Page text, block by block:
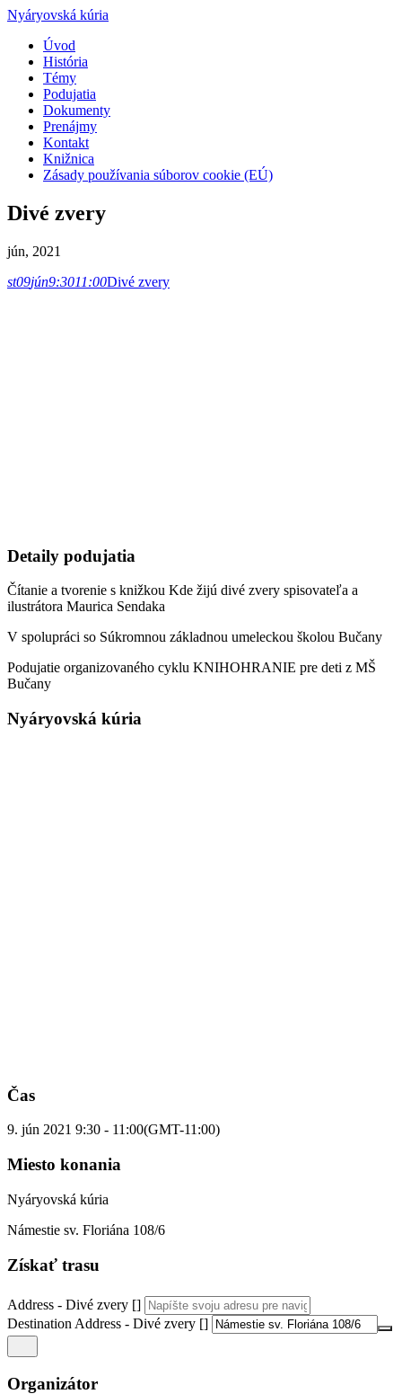
Nyáryovská kúria
Úvod
História
Témy
Podujatia
Dokumenty
Prenájmy
Kontakt
Knižnica
Zásady používania súborov cookie (EÚ)
Divé zvery
jún, 2021
st09jún9:3011:00Divé zvery
Detaily podujatia
Čítanie a tvorenie s knižkou Kde žijú divé zvery spisovateľa a
ilustrátora Maurica Sendaka
V spolupráci so Súkromnou základnou umeleckou školou Bučany
Podujatie organizovaného cyklu KNIHOHRANIE pre deti z MŠ
Bučany
Nyáryovská kúria
Čas
9. jún 2021 9:30 - 11:00(GMT-11:00)
Miesto konania
Nyáryovská kúria
Námestie sv. Floriána 108/6
Získať trasu
Address - Divé zvery []
Destination Address - Divé zvery []
Organizátor